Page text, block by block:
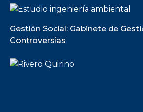
Gestión Social: Gabinete de
Controversias